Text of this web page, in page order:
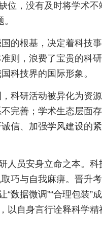
位，没有及时将学术不
的根基，决定着科技事
则，浪费了宝贵的科
科技界的国际形象。
科研活动被异化为资源
完善；学术生态层面
信、加强学风建设的
人员安身立命之本。科
巧与自我麻痹。晋升考
数据微调”“合理包装”
以自身言行诠释科学精